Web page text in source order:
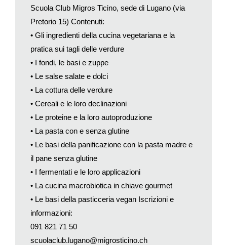
Scuola Club Migros Ticino, sede di Lugano (via
Pretorio 15) Contenuti:
• Gli ingredienti della cucina vegetariana e la
pratica sui tagli delle verdure
• I fondi, le basi e zuppe
• Le salse salate e dolci
• La cottura delle verdure
• Cereali e le loro declinazioni
• Le proteine e la loro autoproduzione
• La pasta con e senza glutine
• Le basi della panificazione con la pasta madre e
il pane senza glutine
• I fermentati e le loro applicazioni
• La cucina macrobiotica in chiave gourmet
• Le basi della pasticceria vegan Iscrizioni e
informazioni:
091 821 71 50
scuolaclub.lugano@migrosticino.ch